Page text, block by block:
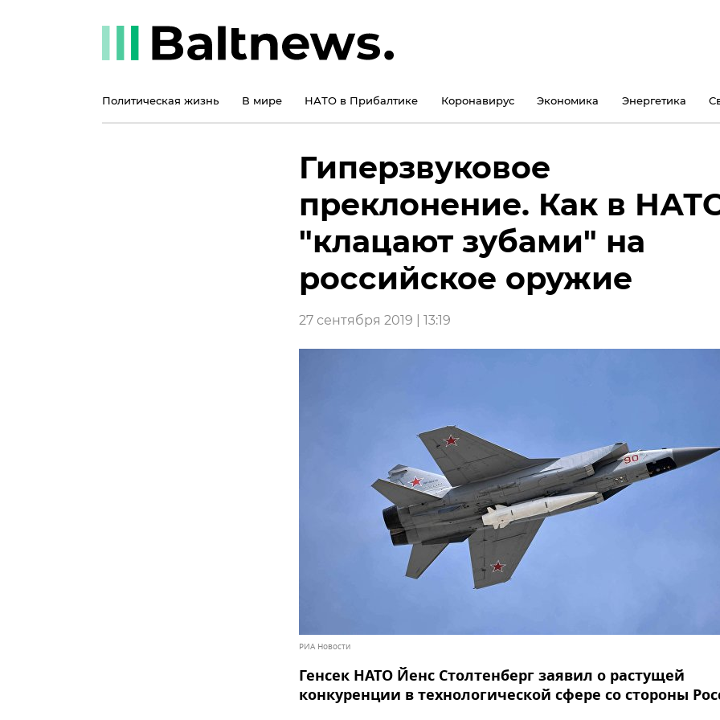
Политическая жизнь В мире НАТО в Прибалтике Коронавирус Экономика Энергетика
Гиперзвуковое
преклонение. Как в
"клацают зубами" на
российское оружие
27 сентября 2019 | 13:19
РИА Новости
Генсек НАТО Йенс Столтенберг заявил о растущей
конкуренции в технологической сфере со стороны